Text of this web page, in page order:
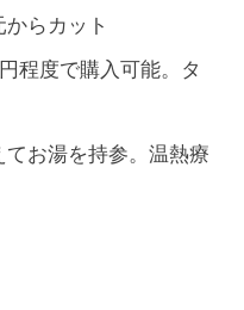
らカット
円程度で購入可能。タ
てお湯を持参。温熱療